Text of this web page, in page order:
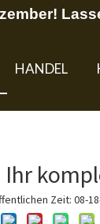
HANDEL
Zeit: 08-